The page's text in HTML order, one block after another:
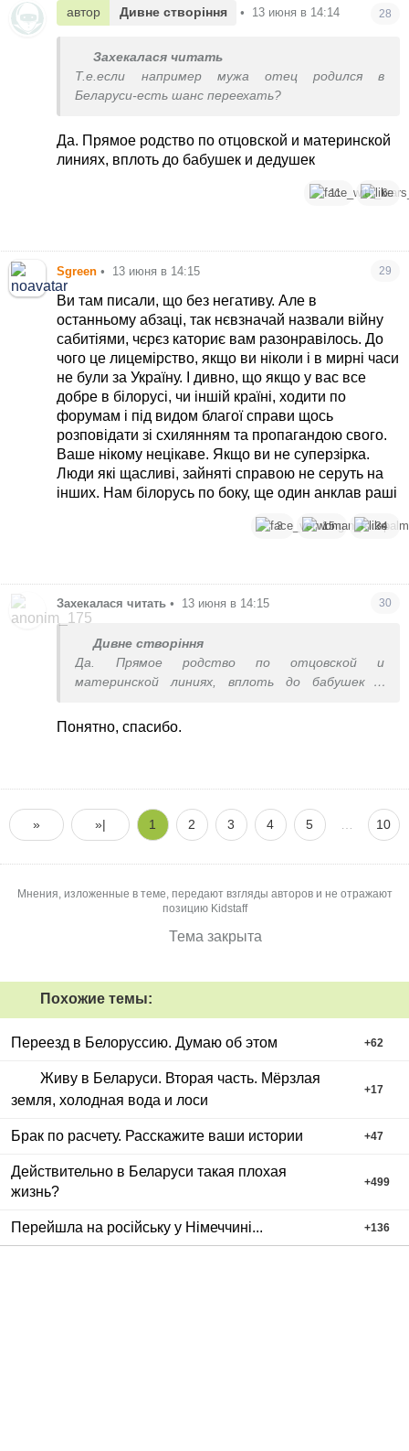
автор Дивне створіння • 13 июня в 14:14 28
Захекалася читать
Т.е.если например мужа отец родился в
Беларуси-есть шанс переехать?
Да. Прямое родство по отцовской и материнской
линиях, вплоть до бабушек и дедушек
11 6
Sgreen • 13 июня в 14:15 29
Ви там писали, що без негативу. Але в
останньому абзаці, так нєвзначай назвали війну
сабитіями, чєрєз каториє вам разонравілось. До
чого це лицемірство, якщо ви ніколи і в мирні часи
не були за Україну. І дивно, що якщо у вас все
добре в білорусі, чи іншій країні, ходити по
форумам і під видом благої справи щось
розповідати зі схилянням та пропагандою свого.
Ваше нікому нецікаве. Якщо ви не суперзірка.
Люди які щасливі, зайняті справою не серуть на
інших. Нам білорусь по боку, ще один анклав раші
3 15 34
Захекалася читать • 13 июня в 14:15 30
Дивне створіння
Да. Прямое родство по отцовской и
материнской линиях, вплоть до бабушек и
Понятно, спасибо.
» »| 1 2 3 4 5 10
Мнения, изложенные в теме, передают взгляды авторов и не отражают
позицию Kidstaff
Тема закрыта
Похожие темы:
Переезд в Белоруссию. Думаю об этом +62
Живу в Беларуси. Вторая часть. Мёрзлая
земля, холодная вода и лоси
+17
Брак по расчету. Расскажите ваши истории +47
Действительно в Беларуси такая плохая
жизнь?
+499
Перейшла на російську у Німеччині... +136